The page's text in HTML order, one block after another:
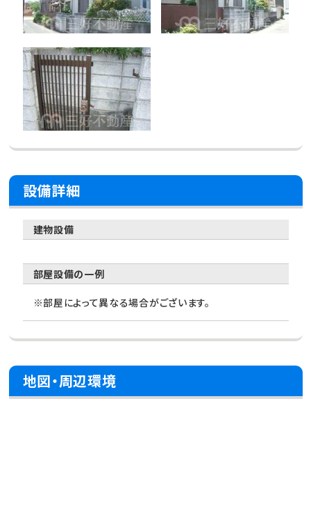
設備詳細
建物設備
部屋設備の一例
※部屋によって異なる場合がございます。
地図・周辺環境